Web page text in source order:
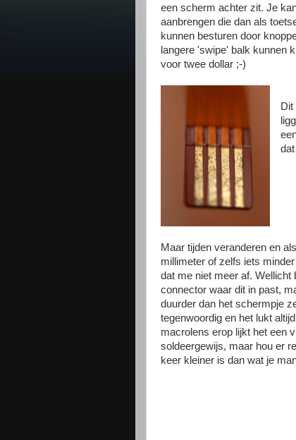
een scherm achter zit. Je
aanbrengen die dan als
kunnen besturen door
langere 'swipe' balk kunnen
voor twee dollar ;-)
Maar tijden veranderen en
millimeter of zelfs iets
dat me niet meer af. Wellicht
connector waar dit in past,
duurder dan het schermpje
tegenwoordig en het lukt
macrolens erop lijkt het een
soldeergewijs, maar hou er
keer kleiner is dan wat je